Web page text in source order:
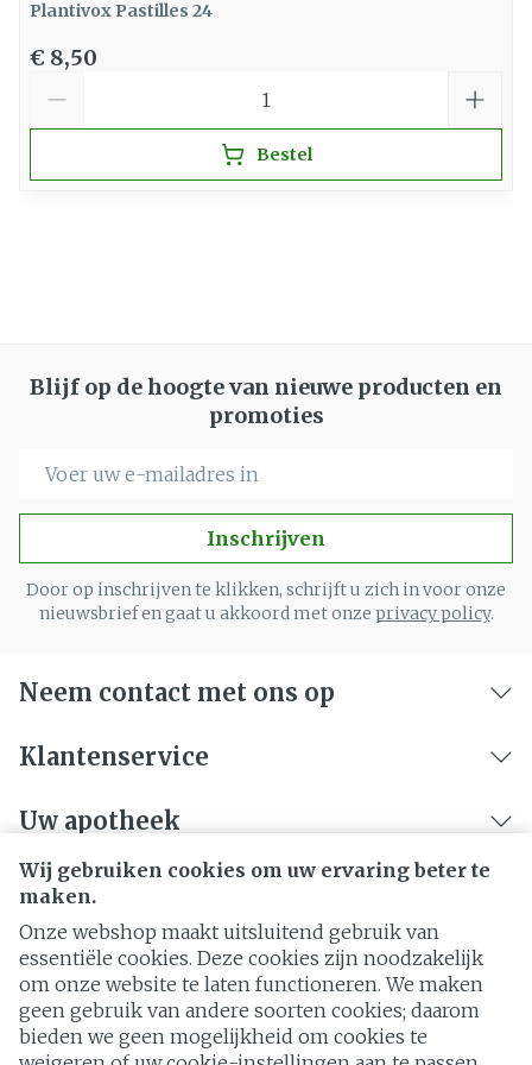
Wij gebruiken cookies om uw ervaring beter te
maken.
Onze webshop maakt uitsluitend gebruik van
essentiële cookies. Deze cookies zijn noodzakelijk
om onze website te laten functioneren. We maken
geen gebruik van andere soorten cookies; daarom
bieden we geen mogelijkheid om cookies te
Plantivox Pastilles 24
€ 8,50
Bestel
Blijf op de hoogte van nieuwe producten en
promoties
Inschrijven
Door op inschrijven te klikken, schrijft u zich in voor onze
nieuwsbrief en gaat u akkoord met onze privacy policy.
Neem contact met ons op
Klantenservice
Uw apotheek